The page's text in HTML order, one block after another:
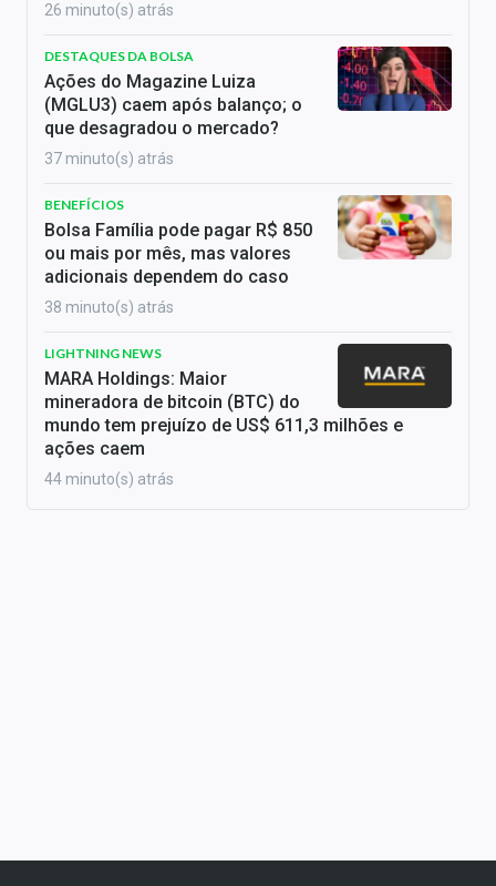
26 minuto(s) atrás
DESTAQUES DA BOLSA
Ações do Magazine Luiza
(MGLU3) caem após balanço; o
que desagradou o mercado?
37 minuto(s) atrás
BENEFÍCIOS
Bolsa Família pode pagar R$ 850
ou mais por mês, mas valores
adicionais dependem do caso
38 minuto(s) atrás
LIGHTNING NEWS
MARA Holdings: Maior
mineradora de bitcoin (BTC) do
mundo tem prejuízo de US$ 611,3 milhões e
ações caem
44 minuto(s) atrás